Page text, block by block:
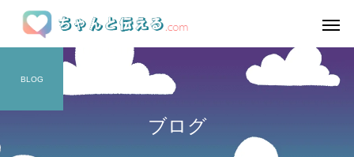
ブログ
BLOG